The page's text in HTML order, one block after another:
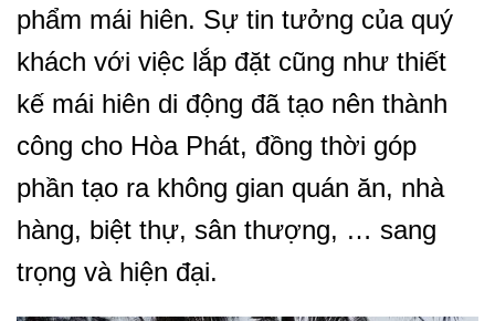
phẩm mái hiên. Sự tin tưởng của quý
khách với việc lắp đặt cũng như thiết
kế mái hiên di động đã tạo nên thành
công cho Hòa Phát, đồng thời góp
phần tạo ra không gian quán ăn, nhà
hàng, biệt thự, sân thượng, … sang
trọng và hiện đại.